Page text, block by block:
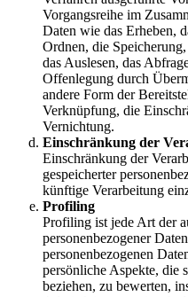
Vorgangsreihe im
Daten wie das Erheben,
Ordnen, die
das Auslesen, das
Offenlegung durch
andere Form der
Verknüpfung, die
Vernichtung.
Einschränkung der
Einschränkung der
gespeicherter
künftige Verarbeitung
Profiling
Profiling ist jede Art der
personenbezogener
personenbezogenen
persönliche Aspekte, die
beziehen, zu bewerten,